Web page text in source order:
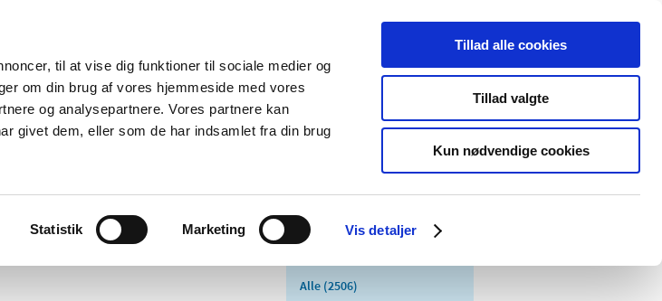
til at vise dig funktioner til sociale medier og
om din brug af vores hjemmeside med vores
og analysepartnere. Vores partnere kan
givet dem, eller som de har indsamlet fra din brug
Statistik Marketing Vis detaljer
Tillad alle cookies
Tillad valgte
Kun nødvendige cookies
Nyheder Om os Kontakt Udgivelser
og
Apoteker og salg af
Medicinsk
Særlige
produktområder
Alle (2506)